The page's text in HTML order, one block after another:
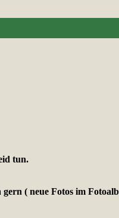
tun.
( neue Fotos im